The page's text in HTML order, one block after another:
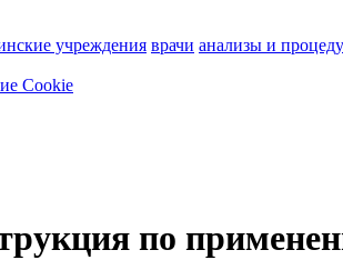
учреждения врачи анализы и
Cookie
по